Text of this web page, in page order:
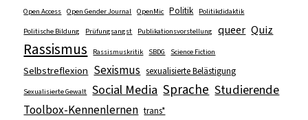
Open Access
Open Gender Journal OpenMic Politik Politikdidaktik
Politische Bildung Prüfungsangst Publikationsvorstellung queer Quiz
Rassismus Rassismuskritik SBDG Science Fiction
Selbstreflexion Sexismus sexualisierte Belästigung
Sexualisierte Gewalt Social Media Sprache Studierende
Toolbox-Kennenlernen trans*